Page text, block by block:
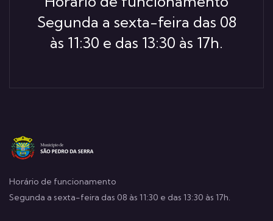
Segunda a sexta-feira das 08
às 11:30 e das 13:30 às 17h.
Horário de funcionamento
Segunda a sexta-feira das 08 às 11:30 e das 13:30 às 17h.